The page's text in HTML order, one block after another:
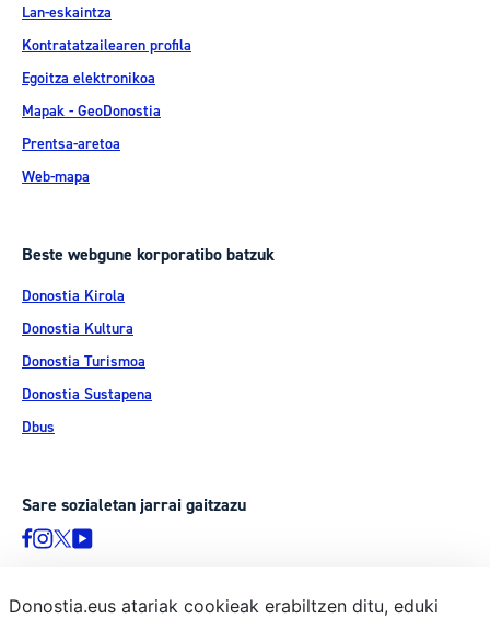
Lan-eskaintza
Kontratatzailearen profila
Egoitza elektronikoa
Mapak - GeoDonostia
Prentsa-aretoa
Web-mapa
Beste webgune korporatibo batzuk
Donostia Kirola
Donostia Kultura
Donostia Turismoa
Donostia Sustapena
Dbus
Sare sozialetan jarrai gaitzazu
Donostia.eus atariak cookieak erabiltzen ditu, eduki